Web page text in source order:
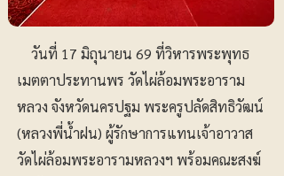
วันที่ 17 มิถุนายน 69 ที่วิหารพระพุทธ
เมตตาประทานพร วัดไผ่ล้อมพระอาราม
หลวง จังหวัดนครปฐม พระครูปลัดสิทธิวัฒน์
(หลวงพี่น้ำฝน) ผู้รักษาการแทนเจ้าอาวาส
วัดไผ่ล้อมพระอารามหลวงฯ พร้อมคณะสงฆ์